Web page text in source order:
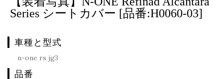
Series シートカバー [品番:H0060-03]
車種と型式
n-one rs jg3
品番